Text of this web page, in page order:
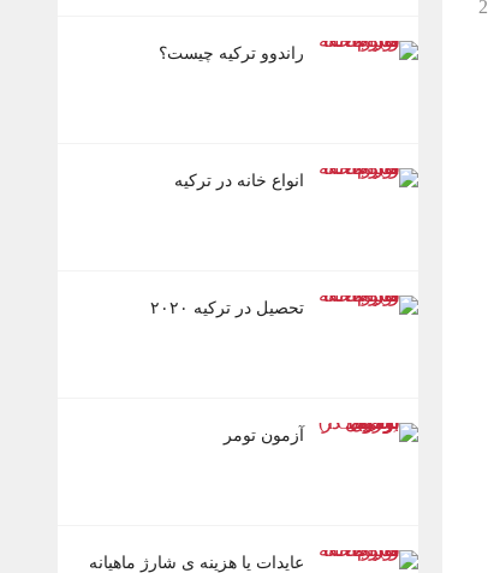
راندوو ترکیه چیست؟
انواع خانه در ترکیه
تحصیل در ترکیه ۲۰۲۰
آزمون تومر
عایدات یا هزینه ی شارژ ماهیانه